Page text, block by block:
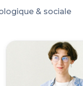
& sociale